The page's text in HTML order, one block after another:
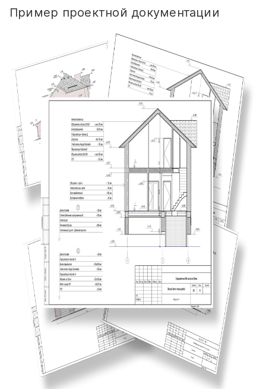
Пример проектной документации